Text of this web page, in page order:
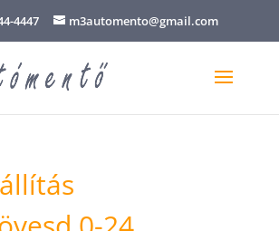
4447 m3automento@gmail.com